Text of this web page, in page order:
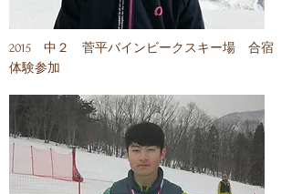
​2015 中２ 菅平バインビークスキー場 合宿
体験参加